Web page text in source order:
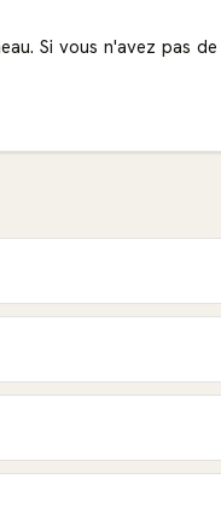
Si vous n'avez pas